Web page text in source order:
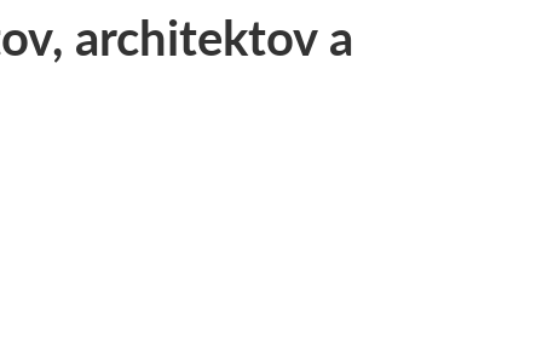
architektov a